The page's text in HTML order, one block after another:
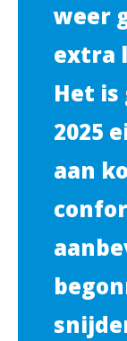
weer
extra
Het is
2025
aan